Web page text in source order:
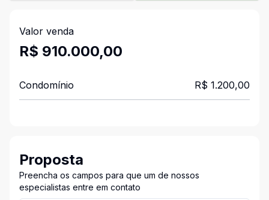
Valor venda
R$ 910.000,00
Condomínio R$ 1.200,00
Proposta
Preencha os campos para que um de nossos
especialistas entre em contato